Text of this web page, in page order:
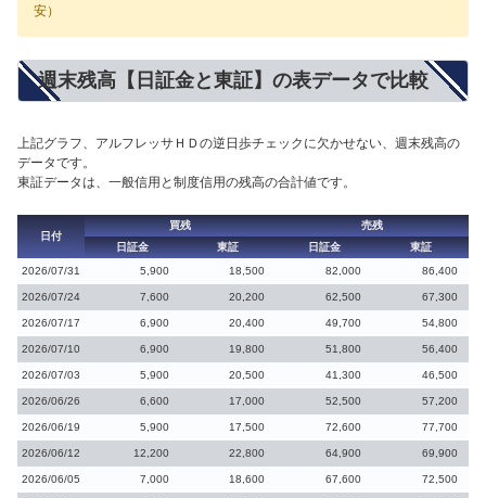
安）
週末残高【日証金と東証】の表データで比較
上記グラフ、アルフレッサＨＤの逆日歩チェックに欠かせない、週末残高の
データです。
東証データは、一般信用と制度信用の残高の合計値です。
日付
買残
売残
日証金
東証 日証金
東証
2026/07/31
5,900 18,500 82,000 86,400
2026/07/24 7,600 20,200 62,500 67,300
2026/07/17 6,900 20,400 49,700 54,800
2026/07/10 6,900 19,800 51,800 56,400
2026/07/03 5,900 20,500 41,300 46,500
2026/06/26 6,600 17,000 52,500 57,200
2026/06/19 5,900 17,500 72,600 77,700
2026/06/12 12,200 22,800 64,900 69,900
2026/06/05 7,000 18,600 67,600 72,500